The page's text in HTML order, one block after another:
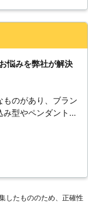
事で培ってきた技
明工事でお悩みが
お気軽に弊社にお問
悩みを弊社が解決
ものがあり、ブラン
型やペンダント型
れらの取り付けは自
るものもあります
よっては電気工事
出来ないケースも
接埋め込む形の電気
したもののため、正確性